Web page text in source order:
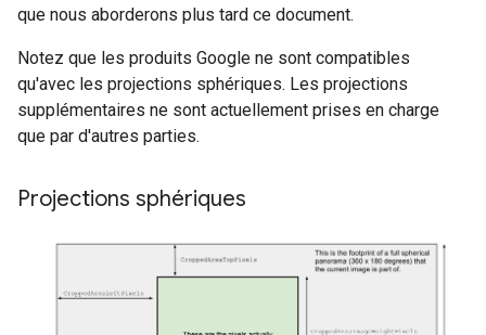
que nous aborderons plus tard ce document.
Notez que les produits Google ne sont compatibles
qu'avec les projections sphériques. Les projections
supplémentaires ne sont actuellement prises en charge
que par d'autres parties.
Projections sphériques